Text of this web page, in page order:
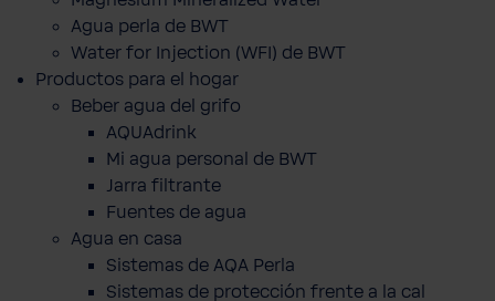
Agua perla de BWT
Water for Injection (WFI) de BWT
Productos para el hogar
Beber agua del grifo
AQUAdrink
Mi agua personal de BWT
Jarra filtrante
Fuentes de agua
Agua en casa
Sistemas de AQA Perla
Sistemas de protección frente a la cal